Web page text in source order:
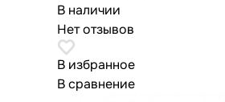
В наличии
Нет отзывов
В избранное
В сравнение